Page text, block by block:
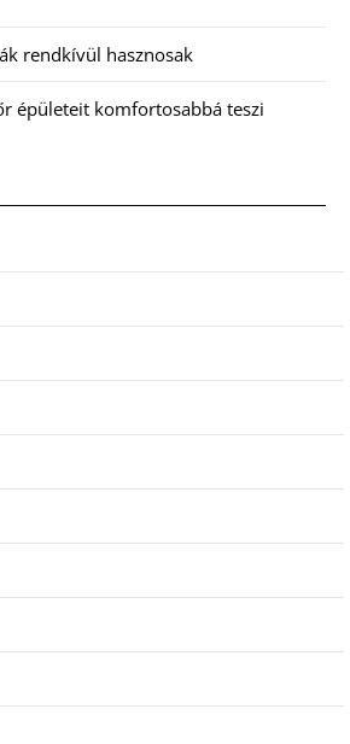
rendkívül hasznosak
épületeit komfortosabbá teszi